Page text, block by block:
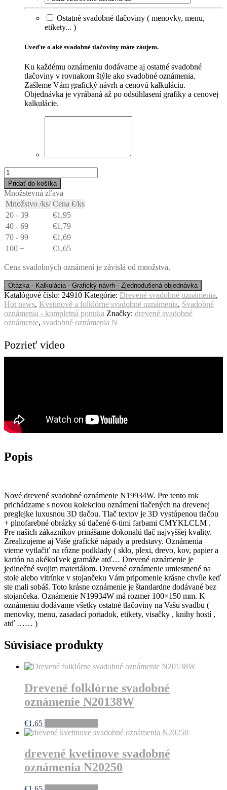
Ostatné svadobné tlačoviny ( menovky, menu,
etikety... )
Uveďte o aké svadobné tlačoviny máte záujem.
Ku každému oznámeniu dodávame aj ostatné svadobné
tlačoviny v rovnakom štýle ako svadobné oznámenia.
Zašleme Vám grafický návrh a cenovú kalkuláciu.
Objednávka je vyrábaná až po odsúhlasení grafiky a cenovej
kalkulácie.
množstvo
drevené
svadobné
oznámenia
N19934W
Pridať do košíka
Množstevná zľava
Množstvo /ks/ Cena €/ks
20 - 39
€1,95
40 - 69
€1,79
70 - 99
€1,69
100 +
€1,65
Cena svadobných oznámení je závislá od množstva.
Katalógové číslo: 24910 Kategórie: Drevené svadobné oznámenia,
Hot news, Kvetinové a folklórne svadobné oznámenia, Svadobné
oznámenia - kompletná ponuka Značky: drevené svadobné
oznámenie, svadobné oznámenia N
Pozrieť video
Popis
Nové drevené svadobné oznámenie N19934W. Pre tento rok
prichádzame s novou kolekciou oznámení tlačených na drevenej
preglejke luxusnou 3D tlačou. Tlač textov je 3D vystúpenou tlačou
+ plnofarebné obrázky sú tlačené 6-timi farbami CMYKLCLM .
Pre našich zákazníkov prinášame dokonalú tlač najvyššej kvality.
Zrealizujeme aj Vaše grafické nápady a predstavy. Oznámenia
vieme vytlačiť na rôzne podklady ( sklo, plexi, drevo, kov, papier a
kartón na akékoľvek gramáže atď… Drevené oznámenie je
jedinečné svojim materiálom. Drevené oznámenie umiestnené na
stole alebo vitrínke v stojančeku Vám pripomenie krásne chvíle keď
ste mali sobáš. Toto krásne oznámenie je štandardne dodávané bez
stojančeka. Oznámenie N19934W má rozmer 100×150 mm. K
oznámeniu dodávame všetky ostatné tlačoviny na Vašu svadbu (
menovky, menu, zasadací poriadok, etikety, visačky , knihy hostí ,
atď …… )
Súvisiace produkty
Drevené folklórne svadobné
oznámenie N20138W
€1,65
drevené kvetinove svadobné
oznámenia N20250